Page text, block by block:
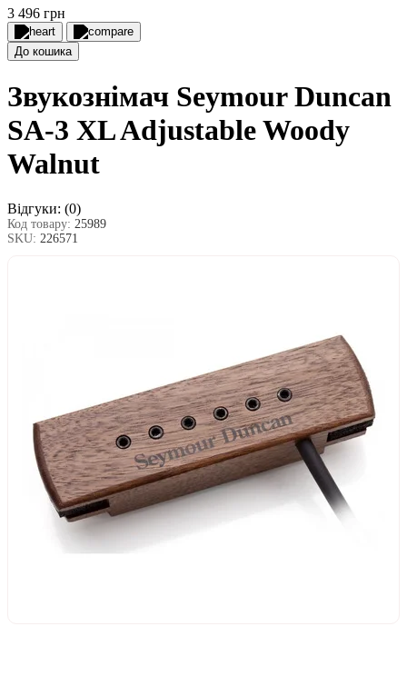
3 496 грн
До кошика
Звукознімач Seymour Duncan
SA-3 XL Adjustable Woody
Walnut
Відгуки: (0)
Код товару: 25989
SKU: 226571